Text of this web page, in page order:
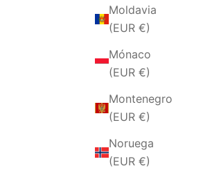
Moldavia
(EUR €)
Mónaco
(EUR €)
Montenegro
(EUR €)
Noruega
(EUR €)
ANELLO DA UOMO IN ACCIAIO
PRECIO DE OFERTA
€36,00 EUR